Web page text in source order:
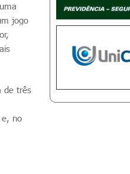
jogo
de três
e, no